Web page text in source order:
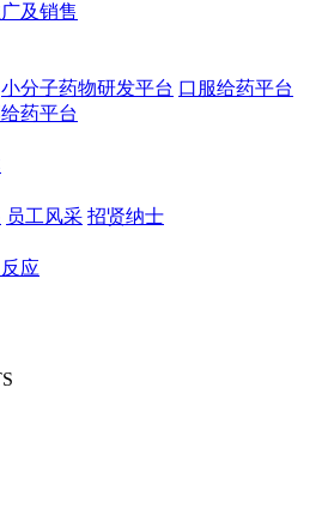
及销售
小分子药物研发平台 口服给药平台
药平台
员工风采 招贤纳士
应